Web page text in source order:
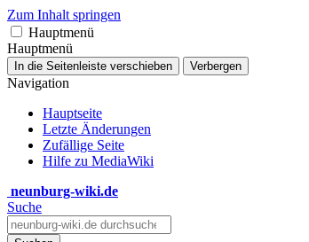
Zum Inhalt springen
Hauptmenü
Hauptmenü
In die Seitenleiste verschieben Verbergen
Navigation
Hauptseite
Letzte Änderungen
Zufällige Seite
Hilfe zu MediaWiki
neunburg-wiki.de
Suche